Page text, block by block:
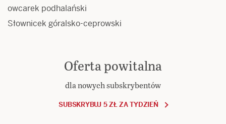
owcarek podhalański
Słownicek góralsko-ceprowski
Oferta powitalna
dla nowych subskrybentów
SUBSKRYBUJ 5 ZŁ ZA TYDZIEŃ